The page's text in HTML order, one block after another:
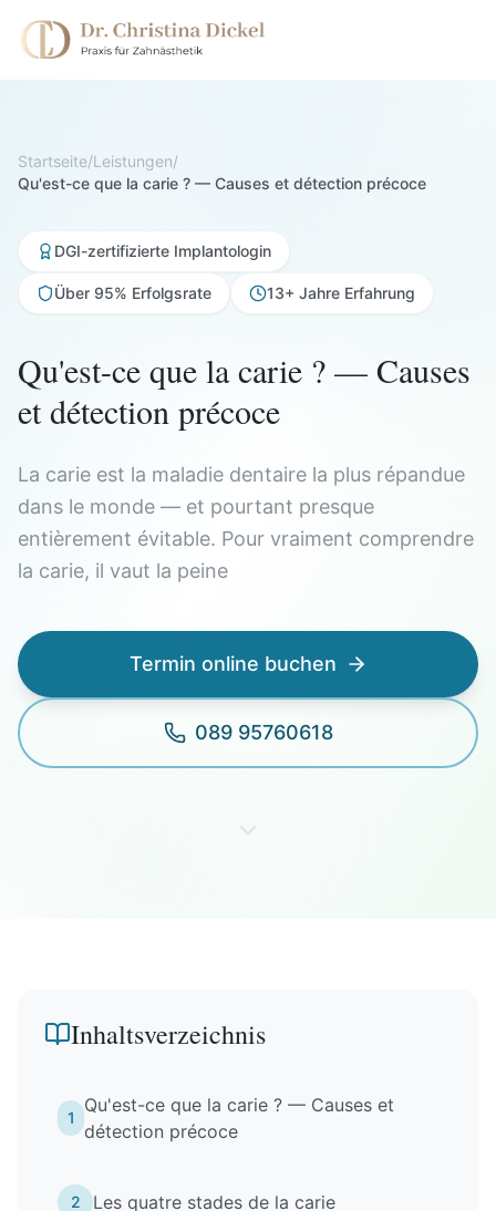
Startseite/Leistungen/
Qu'est-ce que la carie ? — Causes et détection précoce
DGI-zertifizierte Implantologin
Über 95% Erfolgsrate 13+ Jahre Erfahrung
Qu'est-ce que la carie ? — Causes
et détection précoce
La carie est la maladie dentaire la plus répandue
dans le monde — et pourtant presque
entièrement évitable. Pour vraiment comprendre
la carie, il vaut la peine
Termin online buchen
089 95760618
Inhaltsverzeichnis
1
Qu'est-ce que la carie ? — Causes et
détection précoce
2 Les quatre stades de la carie